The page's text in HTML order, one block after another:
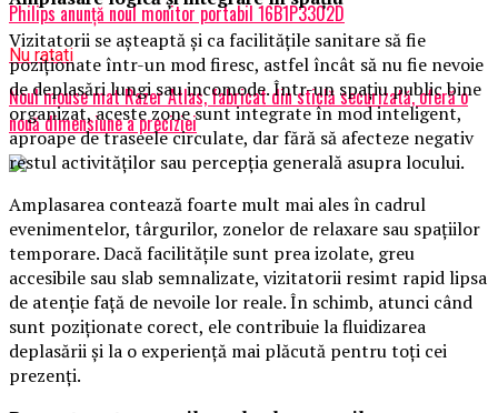
Philips anunță noul monitor portabil 16B1P3302D
Nu ratati
Noul mouse mat Razer Atlas, fabricat din sticlă securizată, oferă o
nouă dimensiune a preciziei
Vizitatorii se așteaptă și ca facilitățile sanitare să fie
poziționate într-un mod firesc, astfel încât să nu fie nevoie
de deplasări lungi sau incomode. Într-un spațiu public bine
organizat, aceste zone sunt integrate în mod inteligent,
aproape de traseele circulate, dar fără să afecteze negativ
restul activităților sau percepția generală asupra locului.
Amplasarea contează foarte mult mai ales în cadrul
evenimentelor, târgurilor, zonelor de relaxare sau spațiilor
temporare. Dacă facilitățile sunt prea izolate, greu
accesibile sau slab semnalizate, vizitatorii resimt rapid lipsa
de atenție față de nevoile lor reale. În schimb, atunci când
sunt poziționate corect, ele contribuie la fluidizarea
deplasării și la o experiență mai plăcută pentru toți cei
prezenți.